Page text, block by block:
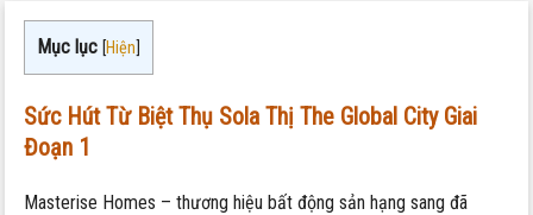
Mục lục [Hiện]
Sức Hút Từ Biệt Thụ Sola Thị The Global City Giai
Đoạn 1
Masterise Homes – thương hiệu bất động sản hạng sang đã